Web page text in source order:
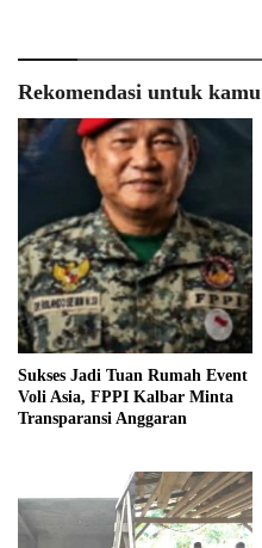
Rekomendasi untuk kamu
Sukses Jadi Tuan Rumah Event
Voli Asia, FPPI Kalbar Minta
Transparansi Anggaran